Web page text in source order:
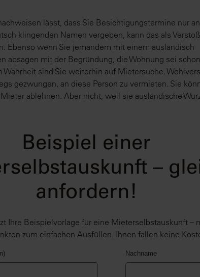
lässt, dass Sie Besichtigungstermine nur an
klingenden Namen vergeben, kann das als Verstoß
Ebenso wenn Sie jemandem mit einem ausländisch
absagen mit der Begründung, die Wohnung sei schon
Wahrheit sind Sie weiterhin auf Mietersuche.
gezwungen, an diese Person zu vermieten. Sie
ablehnen. Aber nicht, weil sie ausländische
Beispiel einer
–
anfordern!
Ihre Beispielvorlage für eine Mieterselbstauskunft –
zum einfachen Ausfüllen. Ihnen fallen keine
Nachname